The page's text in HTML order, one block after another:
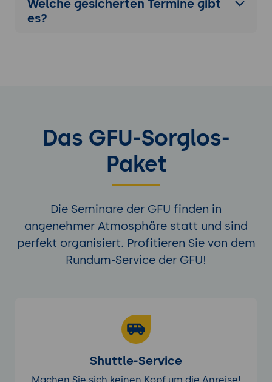
Welche gesicherten Termine gibt
es?
Das GFU-Sorglos-
Paket
Die Seminare der GFU finden in
angenehmer Atmosphäre statt und sind
perfekt organisiert. Profitieren Sie von dem
Rundum-Service der GFU!
Shuttle-Service